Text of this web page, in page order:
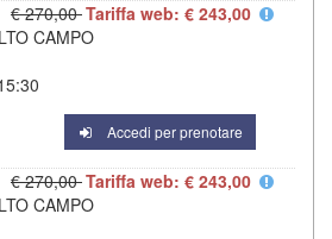
€ 270,00Tariffa web: € 243,00
CAMPO
Accedi per prenotare
€ 270,00Tariffa web: € 243,00
CAMPO